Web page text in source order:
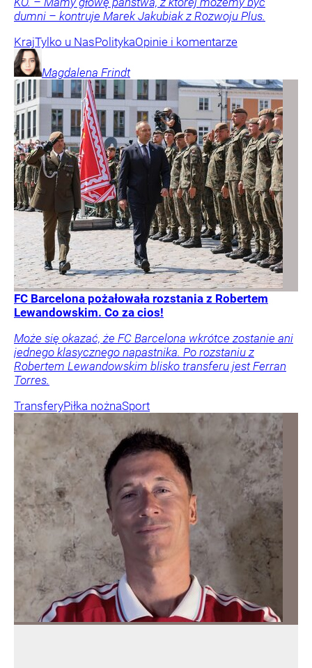
dumni – kontruje Marek Jakubiak z Rozwoju Plus.
KrajTylko u NasPolitykaOpinie i komentarze
Magdalena Frindt
FC Barcelona pożałowała rozstania z Robertem
Lewandowskim. Co za cios!
Może się okazać, że FC Barcelona wkrótce zostanie ani
jednego klasycznego napastnika. Po rozstaniu z
Robertem Lewandowskim blisko transferu jest Ferran
Torres.
TransferyPiłka nożnaSport